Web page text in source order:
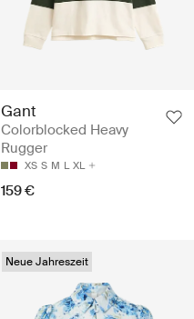
Gant
Colorblocked Heavy
Rugger
XS S M L XL
159 €
Neue Jahreszeit